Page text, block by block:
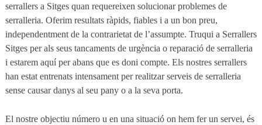
serrallers a Sitges quan requereixen solucionar problemes de
serralleria. Oferim resultats ràpids, fiables i a un bon preu,
independentment de la contrarietat de l’assumpte. Truqui a Serrallers
Sitges per als seus tancaments de urgència o reparació de serralleria
i estarem aquí per abans que es doni compte. Els nostres serrallers
han estat entrenats intensament per realitzar serveis de serralleria
sense causar danys al seu pany o a la seva porta.
El nostre objectiu número u en una situació on hem fer un servei, és